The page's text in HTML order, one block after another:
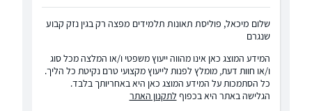
שלום מיכאל, פוליסת תאונות תלמידים מפצה רק בגין נזק קבוע
שנגרם
המידע המוצג כאן אינו מהווה ייעוץ משפטי ו/או המלצה מכל סוג
ו/או חוות דעת, מומלץ לפנות לייעוץ מקצועי טרם נקיטת כל הליך.
כל הסתמכות על המידע המוצג כאן היא באחריותך בלבד.
הגלישה באתר היא בכפוף לתקנון האתר